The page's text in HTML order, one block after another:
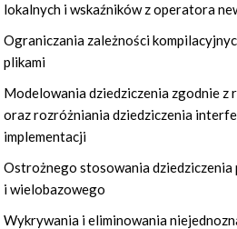
lokalnych i wskaźników z operatora
Ograniczania zależności
plikami
Modelowania dziedziczenia zgodnie z
oraz rozróżniania dziedziczenia
implementacji
Ostrożnego stosowania
i wielobazowego
Wykrywania i eliminowania